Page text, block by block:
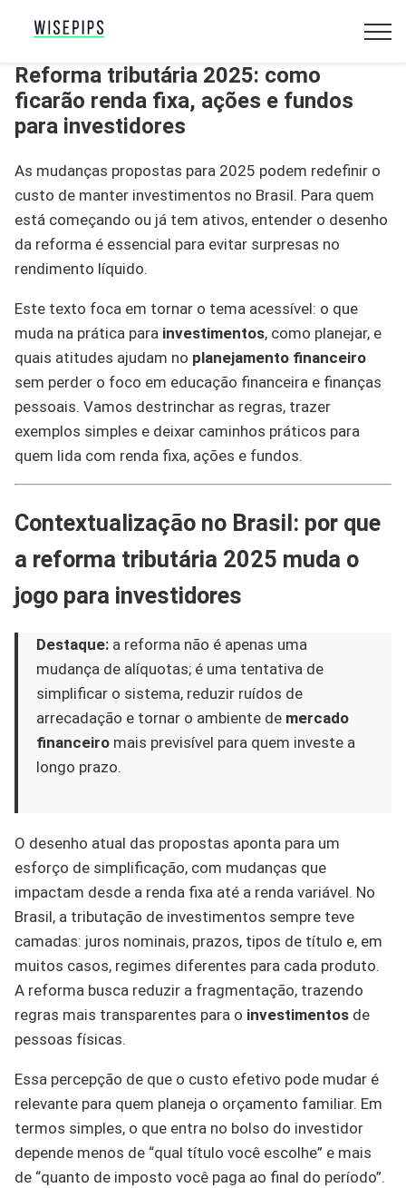
Reforma tributária 2025: como
ficarão renda fixa, ações e fundos
para investidores
As mudanças propostas para 2025 podem redefinir o
custo de manter investimentos no Brasil. Para quem
está começando ou já tem ativos, entender o desenho
da reforma é essencial para evitar surpresas no
rendimento líquido.
Este texto foca em tornar o tema acessível: o que
muda na prática para investimentos, como planejar, e
quais atitudes ajudam no planejamento financeiro
sem perder o foco em educação financeira e finanças
pessoais. Vamos destrinchar as regras, trazer
exemplos simples e deixar caminhos práticos para
quem lida com renda fixa, ações e fundos.
Contextualização no Brasil: por que
a reforma tributária 2025 muda o
jogo para investidores
Destaque: a reforma não é apenas uma
mudança de alíquotas; é uma tentativa de
simplificar o sistema, reduzir ruídos de
arrecadação e tornar o ambiente de mercado
financeiro mais previsível para quem investe a
longo prazo.
O desenho atual das propostas aponta para um
esforço de simplificação, com mudanças que
impactam desde a renda fixa até a renda variável. No
Brasil, a tributação de investimentos sempre teve
camadas: juros nominais, prazos, tipos de título e, em
muitos casos, regimes diferentes para cada produto.
A reforma busca reduzir a fragmentação, trazendo
regras mais transparentes para o investimentos de
pessoas físicas.
Essa percepção de que o custo efetivo pode mudar é
relevante para quem planeja o orçamento familiar. Em
termos simples, o que entra no bolso do investidor
depende menos de “qual título você escolhe” e mais
de “quanto de imposto você paga ao final do período”.